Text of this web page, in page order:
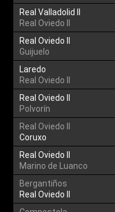
Real Valladolid II
Real Oviedo II
Real Oviedo II
Guijuelo
Laredo
Real Oviedo II
Real Oviedo II
Polvorín
Real Oviedo II
Coruxo
Real Oviedo II
Marino de Luanco
Bergantiños
Real Oviedo II